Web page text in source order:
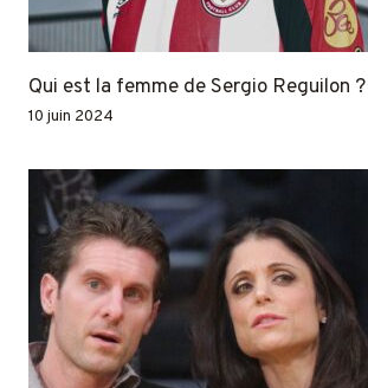
Qui est la femme de Sergio Reguilon ?
10 juin 2024